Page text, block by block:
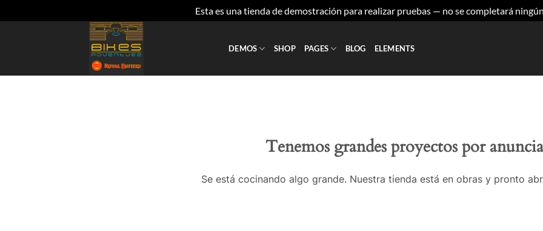
Esta es una tienda de demostración para realizar pruebas — no se completará
DEMOS SHOP PAGES BLOG ELEMENTS
Tenemos grandes proyectos por
Se está cocinando algo grande. Nuestra tienda está en obras y pronto